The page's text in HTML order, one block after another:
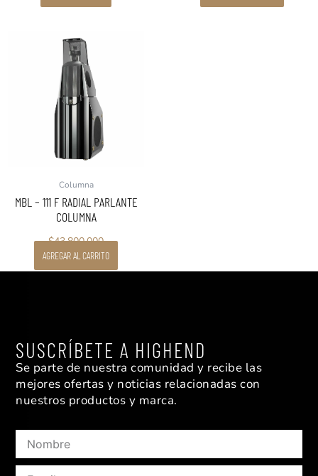
Columna
MBL – 111 F RADIAL PARLANTE
COLUMNA
$43.800.000
AGREGAR AL CARRITO
SUSCRÍBETE A HIGHEND
Se parte de nuestra comunidad y recibe las
mejores ofertas y noticias relacionadas con
nuestros productos y marca.